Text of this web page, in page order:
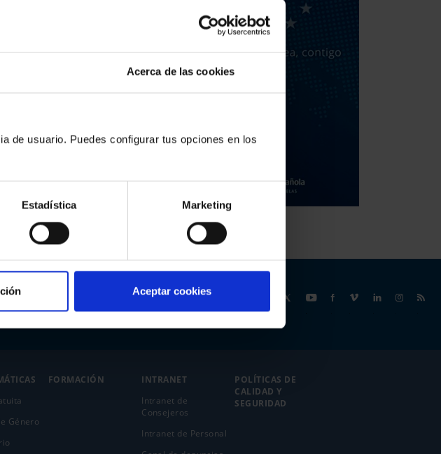
Acerca de las cookies
de usuario. Puedes configurar tus opciones en los
Estadística Marketing
Aceptar cookies
Género
FORMACIÓN
INTRANET
Intranet de
Consejeros
Intranet de Personal
POLÍTICAS DE
CALIDAD Y
SEGURIDAD